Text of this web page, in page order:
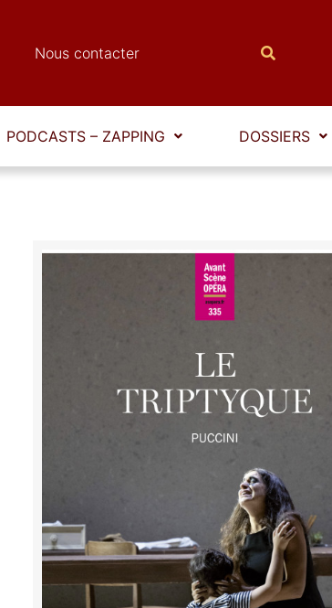
Nous contacter
PODCASTS – ZAPPING DOSSIERS